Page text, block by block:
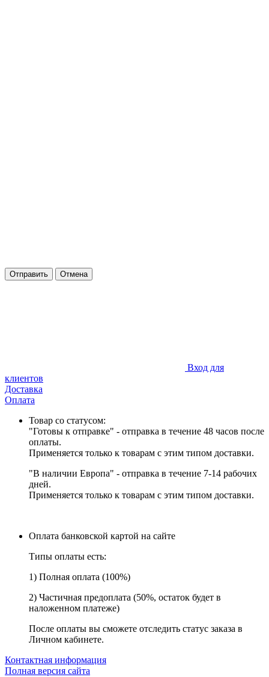
Отправить Отмена
Вход для
клиентов
Доставка
Оплата
Товар со статусом:
"Готовы к отправке" - отправка в течение 48 часов после
оплаты.
Применяется только к товарам с этим типом доставки.
"В наличии Европа" - отправка в течение 7-14 рабочих
дней.
Применяется только к товарам с этим типом доставки.
Оплата банковской картой на сайте
Типы оплаты есть:
1) Полная оплата (100%)
2) Частичная предоплата (50%, остаток будет в
наложенном платеже)
После оплаты вы сможете отследить статус заказа в
Личном кабинете.
Контактная информация
Полная версия сайта